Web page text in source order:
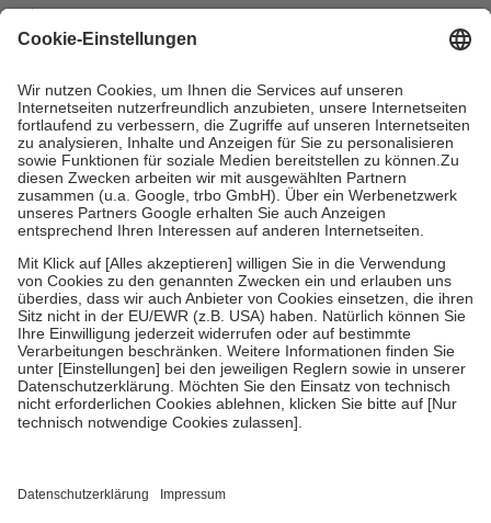
mit.
Grundsätzlich leisten Mitglieder Zuzahlungen in Höhe von zehn
höchstens zehn Euro.
Es sind jedoch nie mehr als die tatsächlichen
Kosten der Leistung zu entrichten.
Diese Regeln gelten grundsätzlich auch für Online-Apotheken.
Bei Heilmitteln und häuslicher Krankenpflege beträgt die
Zuzahlung zehn Prozent der Kosten sowie zehn Euro je
Verordnung.
Um das Engagement der Versicherten für ihre eigene Gesundheit zu
stärken und die besondere Stellung der Familie zu unterstützen,
fallenkeine Zuzahlungenan bei:
• Kindern und Jugendlichen bis zum vollendeten 18. Lebensjahr
mit Ausnahme der Fahrkosten
• Untersuchungen zur Vorsorge und Früherkennung, die von der
GKV getragen werden
• empfohlenen Schutzimpfungen
• Harn- und Blutteststreifen
getroffen, um sicherzustellen, dass es sich um echte Bewertungen